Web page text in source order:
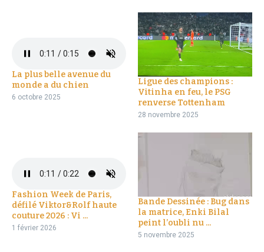
La plus belle avenue du
monde a du chien
6 octobre 2025
Ligue des champions :
Vitinha en feu, le PSG
renverse Tottenham
28 novembre 2025
Fashion Week de Paris,
défilé Viktor&Rolf haute
couture 2026 : Vi ...
1 février 2026
Bande Dessinée : Bug dans
la matrice, Enki Bilal
peint l’oubli nu ...
5 novembre 2025